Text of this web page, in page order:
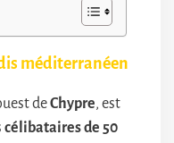
méditerranéen
deChypre, est
célibataires de 50